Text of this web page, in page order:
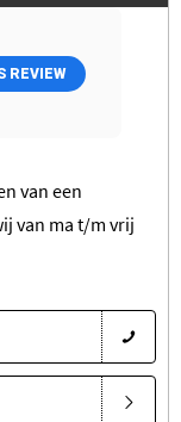
REVIEW
van een
van ma t/m vrij